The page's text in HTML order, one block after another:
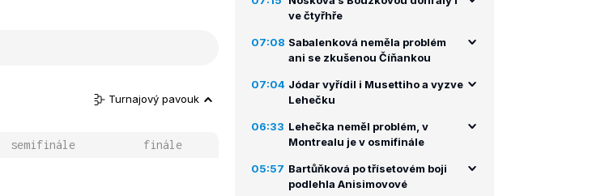
Turnajový pavouk
semifinále finále
ve čtyřhře
07:08 Sabalenková neměla problém
ani se zkušenou Číňankou
07:04 Jódar vyřídil i Musettiho a vyzve
Lehečku
06:33 Lehečka neměl problém, v
Montrealu je v osmifinále
05:57 Bartůňková po třísetovém boji
podlehla Anisimovové